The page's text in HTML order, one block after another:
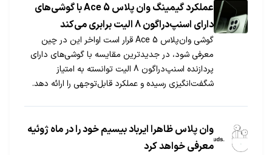
عملکرد گیمینگ وان‌ پلاس Ace 5 با گوشی‌های
دارای اسنپ‌دراگون 8 الیت برابری می‌کند
گوشی وان‌پلاس Ace 5 قرار است اواخر این در چین
معرفی شود، در جدیدترین مقایسه با گوشی‌های دارای
پردازنده اسنپ‌دراگون 8 الیت توانسته به امتیاز
شگفت‌انگیزی رسیده و عملکرد قابل‌توجهی را ارائه دهد.
وان پلاس ظاهرا ایرباد بیسیم خود را در ماه ژوئیه
معرفی خواهد کرد